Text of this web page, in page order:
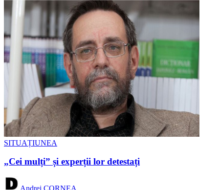
SITUAȚIUNEA
„Cei mulți” și experții lor detestați